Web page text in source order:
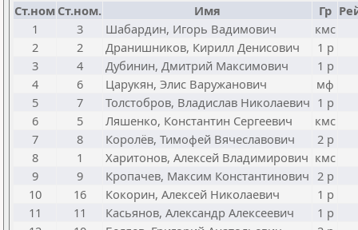
Ст.ном Ст.ном. Имя Гр
1
3 Шабардин, Игорь Вадимович
кмс
2
2 Дранишников, Кирилл Денисович
1 р
3
4 Дубинин, Дмитрий Максимович
1 р
4
6 Царукян, Элис Варужанович
мф
5
7 Толстобров, Владислав Николаевич 1 р
6
5 Ляшенко, Константин Сергеевич
кмс
7
8 Королёв, Тимофей Вячеславович
2 р
8
1 Харитонов, Алексей Владимирович кмс
9
9 Кропачев, Максим Константинович 2 р
10
16 Кокорин, Алексей Николаевич
1 р
11
11 Касьянов, Александр Алексеевич
1 р